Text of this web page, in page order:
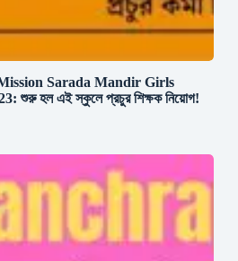
Sarada Mandir Girls
শুরু হল এই স্কুলে প্রচুর শিক্ষক নিয়োগ!